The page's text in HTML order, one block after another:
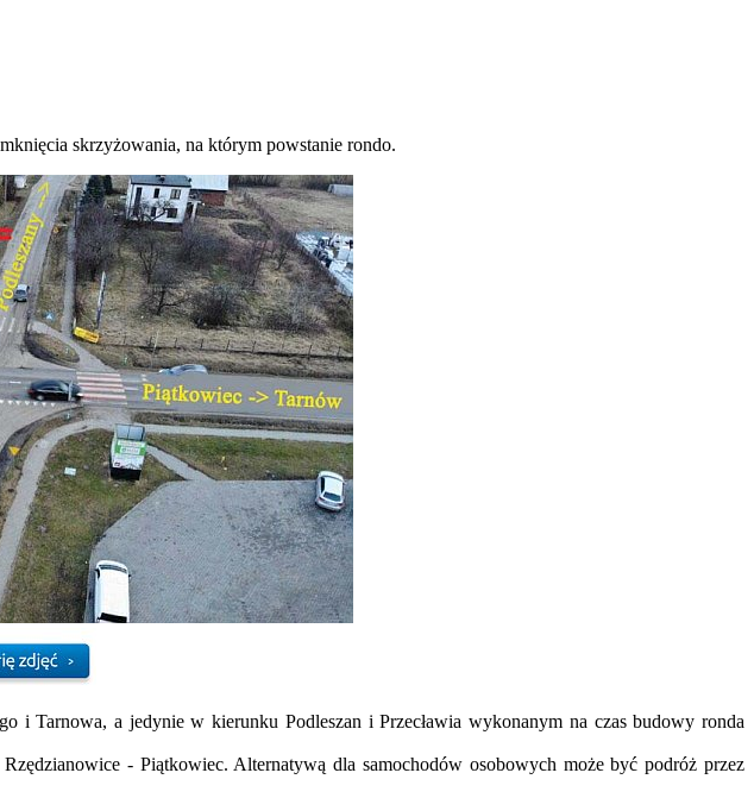
skrzyżowania, na którym powstanie rondo.
Tarnowa, a jedynie w kierunku Podleszan i Przecławia wykonanym na czas budowy ronda
- Piątkowiec. Alternatywą dla samochodów osobowych może być podróż przez